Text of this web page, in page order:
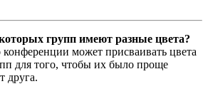
групп имеют разные цвета?
может присваивать цвета
для того, чтобы их было проще
друга.